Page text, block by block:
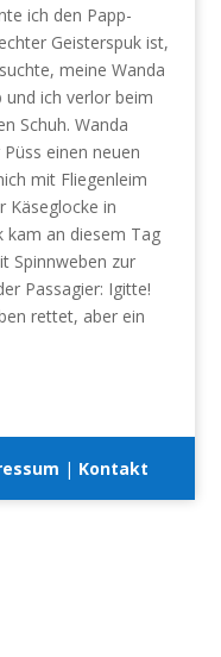
ich den Papp-
Geisterspuk ist,
meine Wanda
und ich verlor beim
Schuh. Wanda
einen neuen
mit Fliegenleim
Käseglocke in
kam an diesem Tag
Spinnweben zur
Passagier: Igitte!
rettet, aber ein
| Kontakt